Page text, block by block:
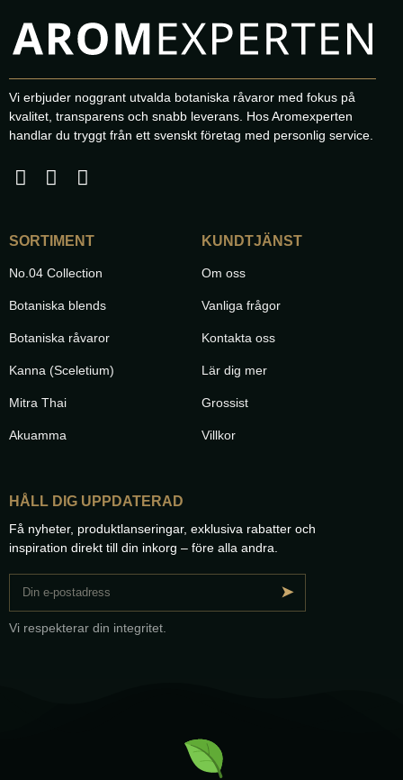
Vi erbjuder noggrant utvalda botaniska råvaror med fokus på
kvalitet, transparens och snabb leverans. Hos Aromexperten
handlar du tryggt från ett svenskt företag med personlig service.
SORTIMENT
No.04 Collection
Botaniska blends
Botaniska råvaror
Kanna (Sceletium)
Mitra Thai
Akuamma
KUNDTJÄNST
Om oss
Vanliga frågor
Kontakta oss
Lär dig mer
Grossist
Villkor
HÅLL DIG UPPDATERAD
Få nyheter, produktlanseringar, exklusiva rabatter och
inspiration direkt till din inkorg – före alla andra.
➤
Vi respekterar din integritet.